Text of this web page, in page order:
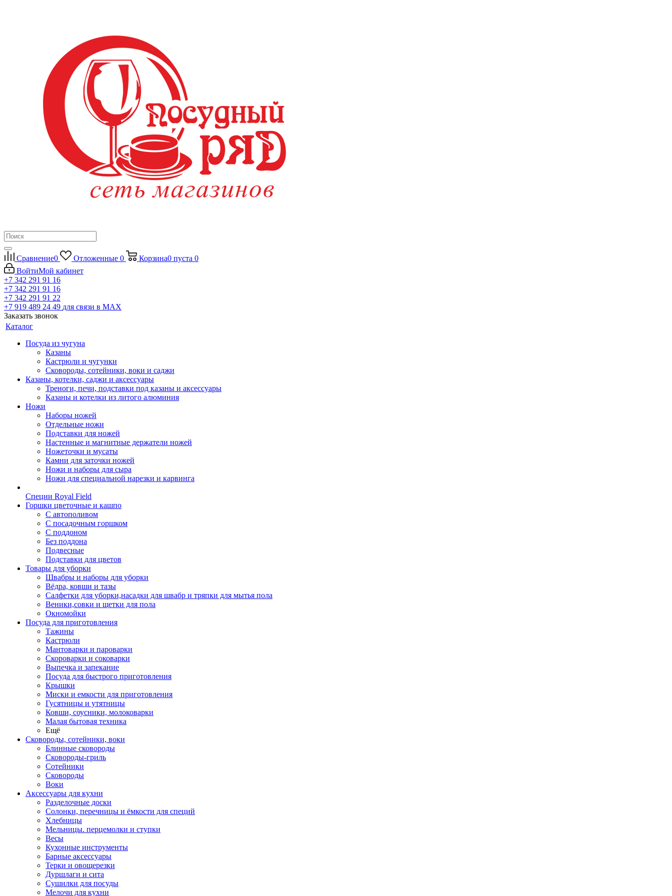
Сравнение0 Отложенные 0 Корзина0 пуста 0
ВойтиМой кабинет
+7 342 291 91 16
+7 342 291 91 16
+7 342 291 91 22
+7 919 489 24 49 для связи в МАХ
Заказать звонок
Каталог
Посуда из чугуна
Казаны
Кастрюли и чугунки
Сковороды, сотейники, воки и саджи
Казаны, котелки, саджи и аксессуары
Треноги, печи, подставки под казаны и аксессуары
Казаны и котелки из литого алюминия
Ножи
Наборы ножей
Отдельные ножи
Подставки для ножей
Настенные и магнитные держатели ножей
Ножеточки и мусаты
Камни для заточки ножей
Ножи и наборы для сыра
Ножи для специальной нарезки и карвинга
Специи Royal Field
Горшки цветочные и кашпо
С автополивом
С посадочным горшком
С поддоном
Без поддона
Подвесные
Подставки для цветов
Товары для уборки
Швабры и наборы для уборки
Вёдра, ковши и тазы
Салфетки для уборки,насадки для швабр и тряпки для мытья пола
Веники,совки и щетки для пола
Окномойки
Посуда для приготовления
Тажины
Кастрюли
Мантоварки и пароварки
Скороварки и соковарки
Выпечка и запекание
Посуда для быстрого приготовления
Крышки
Миски и емкости для приготовления
Гусятницы и утятницы
Ковши, соусники, молоковарки
Малая бытовая техника
Ещё
Сковороды, сотейники, воки
Блинные сковороды
Сковороды-гриль
Сотейники
Сковороды
Воки
Аксессуары для кухни
Разделочные доски
Солонки, перечницы и ёмкости для специй
Хлебницы
Мельницы. перцемолки и ступки
Весы
Кухонные инструменты
Барные аксессуары
Терки и овощерезки
Дуршлаги и сита
Сушилки для посуды
Мелочи для кухни